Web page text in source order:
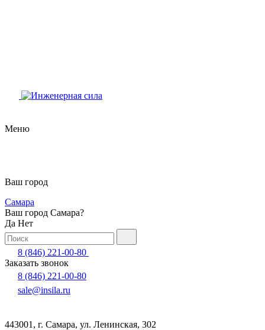
Меню
Ваш город
Самара
Ваш город Самара?
Да Нет
8 (846) 221-00-80
Заказать звонок
8 (846) 221-00-80
sale@insila.ru
443001, г. Самара, ул. Ленинская, 302